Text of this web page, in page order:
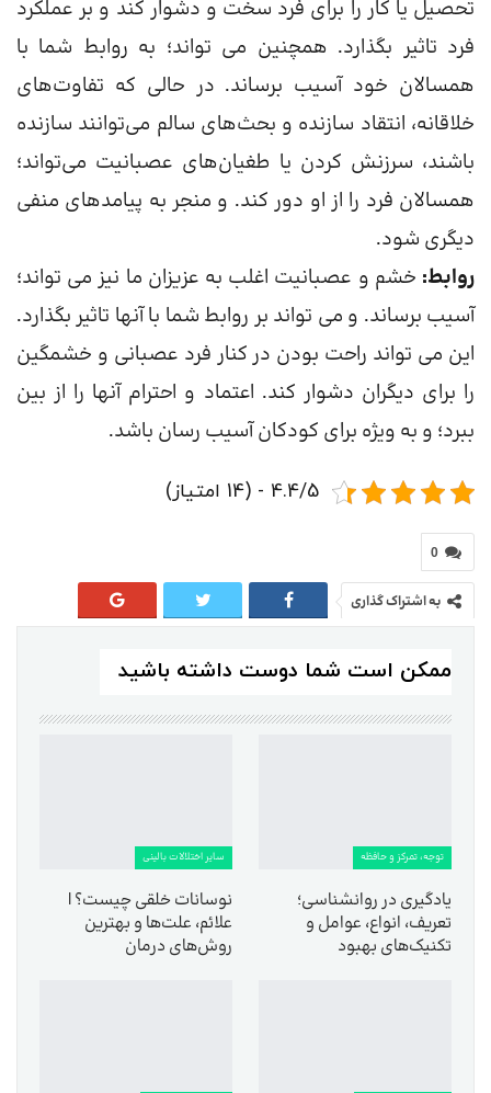
تحصیل یا کار را برای فرد سخت و دشوار کند و بر عملکرد
فرد تاثیر بگذارد. همچنین می تواند؛ به روابط شما با
همسالان خود آسیب برساند. در حالی که تفاوت‌های
خلاقانه، انتقاد سازنده و بحث‌های سالم می‌توانند سازنده
باشند، سرزنش کردن یا طغیان‌های عصبانیت می‌تواند؛
همسالان فرد را از او دور کند. و منجر به پیامدهای منفی
دیگری شود.
روابط: خشم و عصبانیت اغلب به عزیزان ما نیز می تواند؛
آسیب برساند. و می تواند بر روابط شما با آنها تاثیر بگذارد.
این می تواند راحت بودن در کنار فرد عصبانی و خشمگین
را برای دیگران دشوار کند. اعتماد و احترام آنها را از بین
ببرد؛ و به ویژه برای کودکان آسیب رسان باشد.
4.4/5 - (14 امتیاز)
0
به اشتراک گذاری
ممکن است شما دوست داشته باشید
توجه، تمرکز و حافظه
یادگیری در روانشناسی؛
تعریف، انواع، عوامل و
تکنیک‌های بهبود
سایر اختلالات بالینی
نوسانات خلقی چیست؟ |
علائم، علت‌ها و بهترین
روش‌های درمان